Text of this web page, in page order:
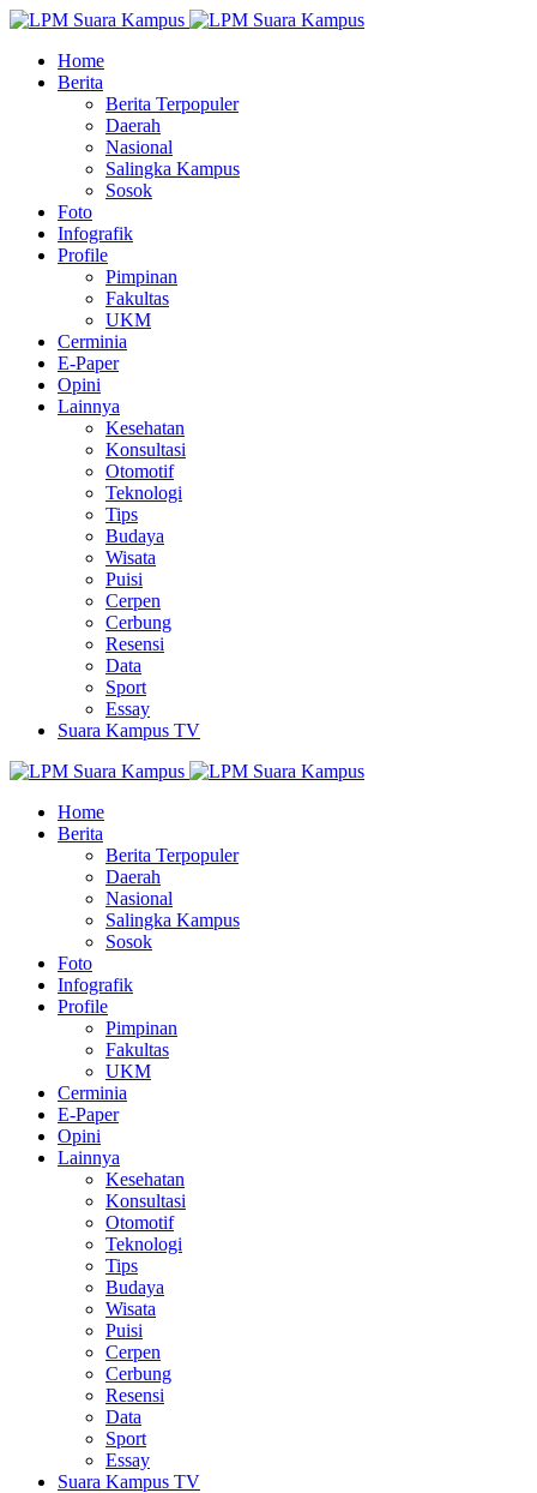
Home
Berita
Berita Terpopuler
Daerah
Nasional
Salingka Kampus
Sosok
Foto
Infografik
Profile
Pimpinan
Fakultas
UKM
Cerminia
E-Paper
Opini
Lainnya
Kesehatan
Konsultasi
Otomotif
Teknologi
Tips
Budaya
Wisata
Puisi
Cerpen
Cerbung
Resensi
Data
Sport
Essay
Suara Kampus TV
Home
Berita
Berita Terpopuler
Daerah
Nasional
Salingka Kampus
Sosok
Foto
Infografik
Profile
Pimpinan
Fakultas
UKM
Cerminia
E-Paper
Opini
Lainnya
Kesehatan
Konsultasi
Otomotif
Teknologi
Tips
Budaya
Wisata
Puisi
Cerpen
Cerbung
Resensi
Data
Sport
Essay
Suara Kampus TV